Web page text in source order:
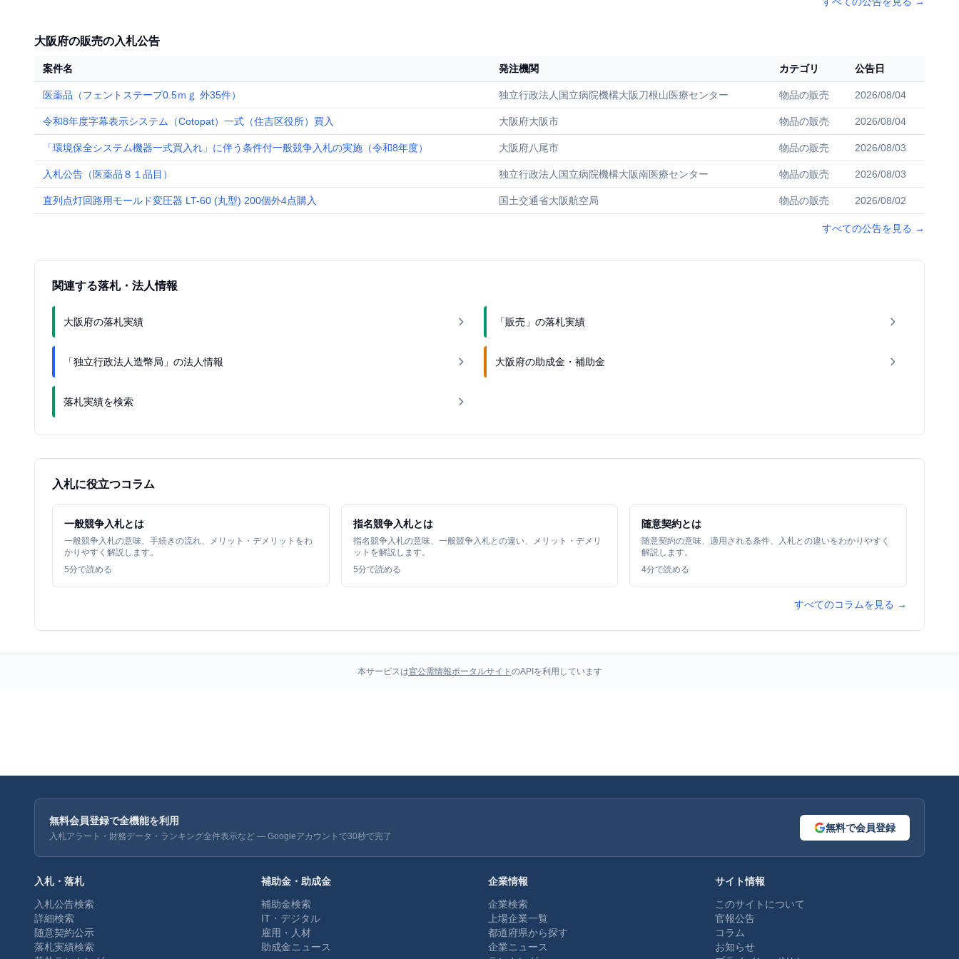
大阪府の販売の入札公告
案件名 発注機関 カテゴリ 公告日
医薬品（フェントステープ0.5ｍｇ 外35件） 独立行政法人国立病院機構大阪刀根山医療センター 物品の販売 2026/08/04
令和8年度字幕表示システム（Cotopat）一式（住吉区役所）買入 大阪府大阪市 物品の販売 2026/08/04
「環境保全システム機器一式買入れ」に伴う条件付一般競争入札の実施（令和8年度） 大阪府八尾市 物品の販売 2026/08/03
入札公告（医薬品８１品目） 独立行政法人国立病院機構大阪南医療センター 物品の販売 2026/08/03
直列点灯回路用モールド変圧器 LT-60 (丸型) 200個外4点購入 国土交通省大阪航空局 物品の販売 2026/08/02
すべての公告を見る →
関連する落札・法人情報
大阪府の落札実績 「販売」の落札実績
「独立行政法人造幣局」の法人情報 大阪府の助成金・補助金
落札実績を検索
入札に役立つコラム
一般競争入札とは
一般競争入札の意味、手続きの流れ、メリット・デメリットをわ
かりやすく解説します。
5分で読める
指名競争入札とは
指名競争入札の意味、一般競争入札との違い、メリット・デメリ
ットを解説します。
5分で読める
随意契約とは
随意契約の意味、適用される条件、入札との違いをわかりやすく
解説します。
4分で読める
すべてのコラムを見る →
本サービスは官公需情報ポータルサイト のAPIを利用しています
無料会員登録で全機能を利用
入札アラート・財務データ・ランキング全件表示など — Googleアカウントで30秒で完了
無料で会員登録
入札・落札
入札公告検索
詳細検索
随意契約公示
落札実績検索
補助金・助成金
補助金検索
IT・デジタル
雇用・人材
助成金ニュース
企業情報
企業検索
上場企業一覧
都道府県から探す
企業ニュース
サイト情報
このサイトについて
官報公告
コラム
お知らせ